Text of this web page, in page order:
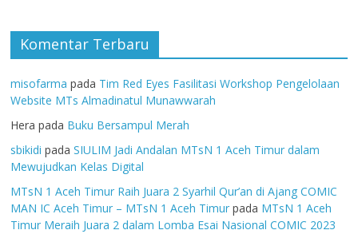
Komentar Terbaru
misofarma pada Tim Red Eyes Fasilitasi Workshop Pengelolaan
Website MTs Almadinatul Munawwarah
Hera pada Buku Bersampul Merah
sbikidi padaSIULIM Jadi Andalan MTsN 1 Aceh Timur dalam
Mewujudkan Kelas Digital
MTsN 1 Aceh Timur Raih Juara 2 Syarhil Qur’an di Ajang COMIC
MAN IC Aceh Timur – MTsN 1 Aceh Timur pada MTsN 1 Aceh
Timur Meraih Juara 2 dalam Lomba Esai Nasional COMIC 2023